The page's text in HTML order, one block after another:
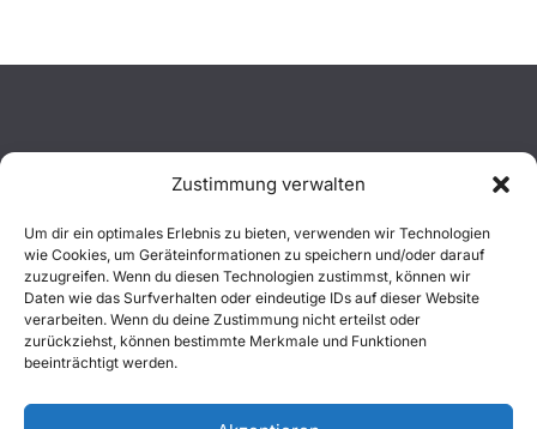
Zustimmung verwalten
Um dir ein optimales Erlebnis zu bieten, verwenden wir Technologien
wie Cookies, um Geräteinformationen zu speichern und/oder darauf
zuzugreifen. Wenn du diesen Technologien zustimmst, können wir
Daten wie das Surfverhalten oder eindeutige IDs auf dieser Website
verarbeiten. Wenn du deine Zustimmung nicht erteilst oder
zurückziehst, können bestimmte Merkmale und Funktionen
beeinträchtigt werden.
Aktuelles
Einsätze
Unsere Jugend
Mitglied werden